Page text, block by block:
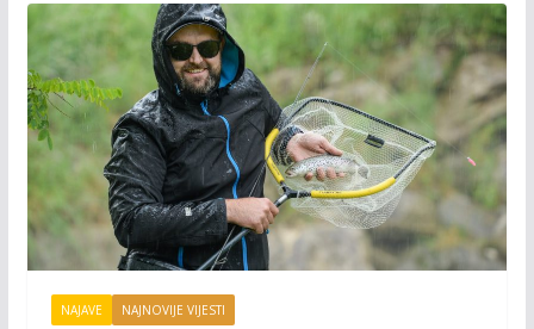
NAJAVE NAJNOVIJE VIJESTI